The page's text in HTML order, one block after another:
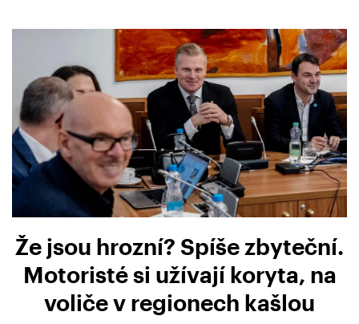
Že jsou hrozní? Spíše zbyteční.
Motoristé si užívají koryta, na
voliče v regionech kašlou